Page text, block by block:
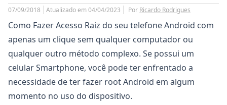
07/09/2018 Atualizado em 04/04/2023 Por Ricardo Rodrigues
Como Fazer Acesso Raiz do seu telefone Android com
apenas um clique sem qualquer computador ou
qualquer outro método complexo. Se possui um
celular Smartphone, você pode ter enfrentado a
necessidade de ter fazer root Android em algum
momento no uso do dispositivo.